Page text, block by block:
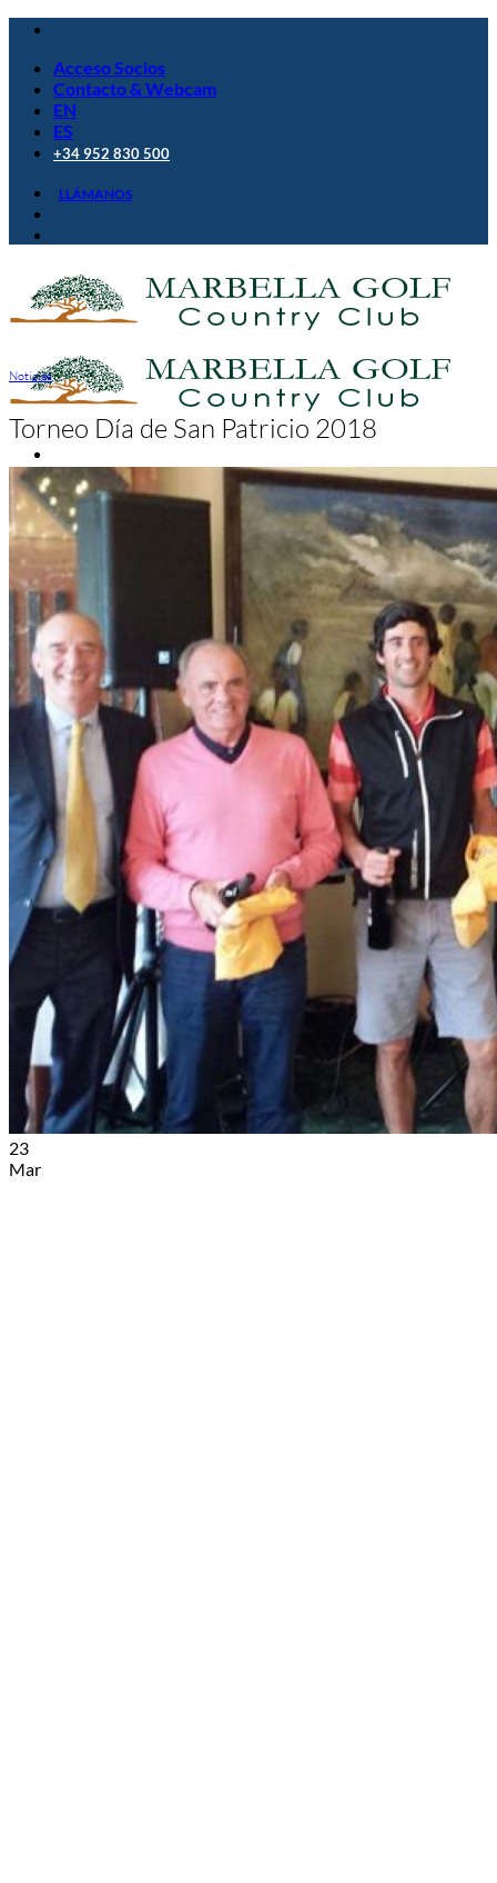
Saltar
contenidoAcceso Socios
Contacto & Webcam
EN
ES
+34 952 830 500
LLÁMANOS
Golf Club
Tarifas
Membresías
Restaurante
Eventos
Organiza tu evento
Calendario de eventos
Noticias
Últimas noticias
Newsletters
RESERVA ONLINE
Reservar
Noticias
Torneo Día de San Patricio 2018
23
Mar